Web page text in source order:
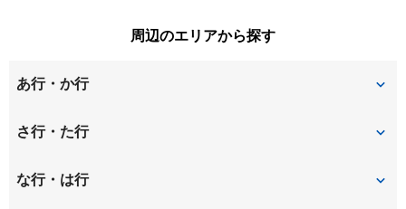
周辺のエリアから探す
あ行・か行
東町
円阿弥
さ行・た行
桜丘
な行・は行